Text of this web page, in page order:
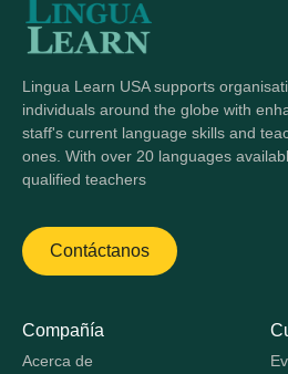
Lingua Learn USA supports
individuals around the globe with
staff's current language skills and
ones. With over 20 languages
qualified teachers
Contáctanos
Compañía
Acerca de